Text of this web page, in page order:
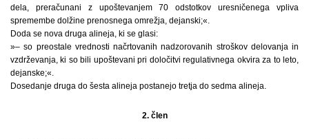
dela, preračunani z upoštevanjem 70 odstotkov uresničenega vpliva
spremembe dolžine prenosnega omrežja, dejanski;«.
Doda se nova druga alineja, ki se glasi:
»– so preostale vrednosti načrtovanih nadzorovanih stroškov delovanja in
vzdrževanja, ki so bili upoštevani pri določitvi regulativnega okvira za to leto,
dejanske;«.
Dosedanje druga do šesta alineja postanejo tretja do sedma alineja.
2. člen